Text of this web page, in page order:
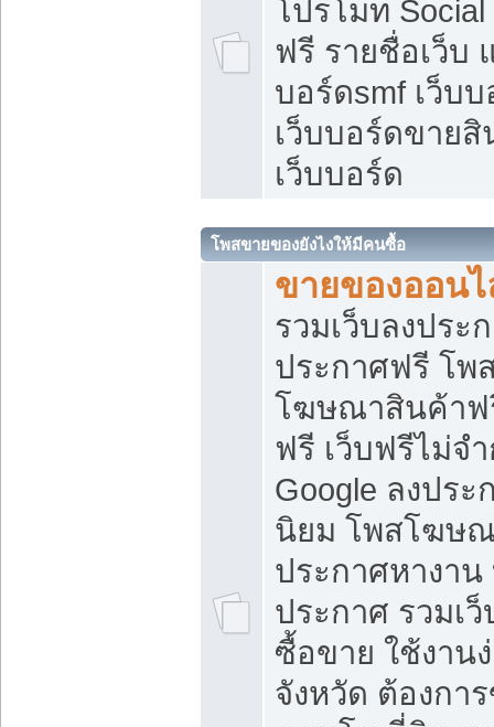
โปรโมท
ฟรี รายชื่อเว็บ
บอร์ดsmf เว็บ
เว็บบอร์ดขาย
เว็บบอร์ด
โพสขายของยังไงให้มีคนซื้อ
ขายของออน
รวมเว็บลงประ
ประกาศฟรี โพ
โฆษณาสินค้าฟ
ฟรี เว็บฟรีไม่จ
Google ลงปร
นิยม โพสโฆษ
ประกาศหางาน
ประกาศ รวมเ
ซื้อขาย ใช้งาน
จังหวัด ต้องกา